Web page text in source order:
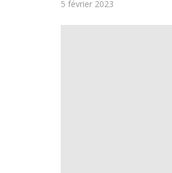
Posted
5 février 2023